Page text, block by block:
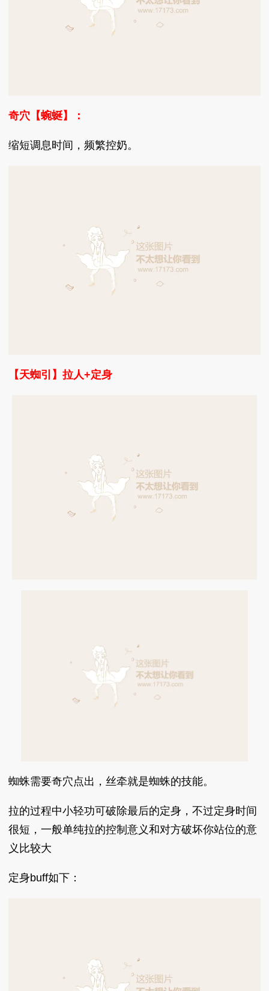
奇穴【蜿蜒】：
缩短调息时间，频繁控奶。
【天蜘引】拉人+定身
蜘蛛需要奇穴点出，丝牵就是蜘蛛的技能。
拉的过程中小轻功可破除最后的定身，不过定身时间
很短，一般单纯拉的控制意义和对方破坏你站位的意
义比较大
定身buff如下：